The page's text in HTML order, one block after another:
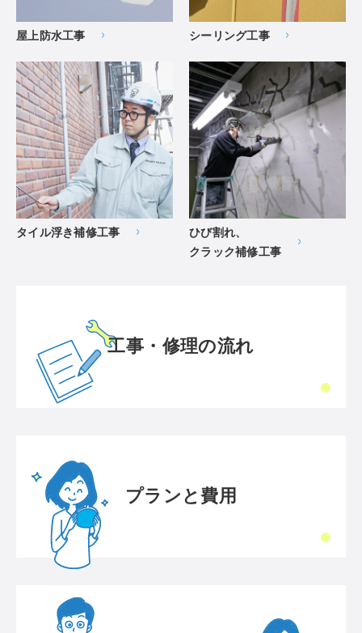
屋上防水工事 シーリング工事
タイル浮き補修工事
ひび割れ、
クラック補修工事
工事・修理の流れ
プランと費用